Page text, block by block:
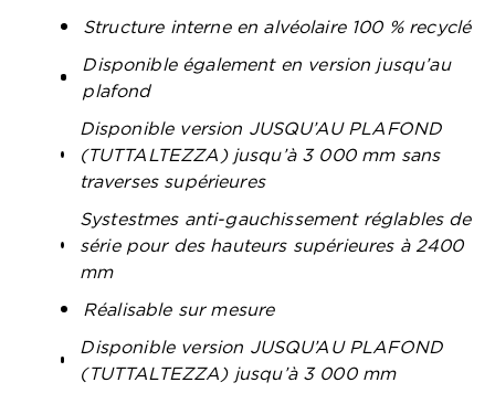
Structure interne en alvéolaire 100 % recyclé
Disponible également en version jusqu’au
plafond
Disponible version JUSQU’AU PLAFOND
(TUTTALTEZZA) jusqu’à 3 000 mm sans
traverses supérieures
Systestmes anti-gauchissement réglables de
série pour des hauteurs supérieures à 2400
mm
Réalisable sur mesure
Disponible version JUSQU’AU PLAFOND
(TUTTALTEZZA) jusqu’à 3 000 mm